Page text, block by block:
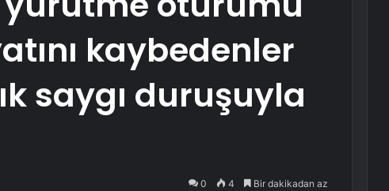
kaybedenler
saygı duruşuyla
0 4 Bir dakikadan az